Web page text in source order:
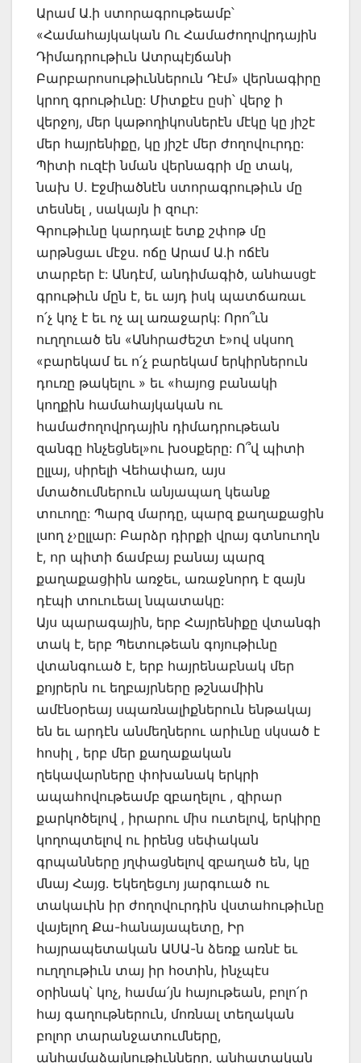
Արամ Ա.ի ստորագրութեամբ՝
«Համահայկական Ու Համաժողովրդային
Դիմադրութիւն Ատրպէյճանի
Բարբարոսութիւններուն Դէմ» վերնագիրը
կրող գրութիւնը: Միտքէս ըսի՝ վերջ ի
վերջոյ, մեր կաթողիկոսներէն մէկը կը յիշէ
մեր հայրենիքը, կը յիշէ մեր ժողովուրդը:
Պիտի ուզէի նման վերնագրի մը տակ,
նախ Ս. Էջմիածնէն ստորագրութիւն մը
տեսնել , սակայն ի զուր:
Գրութիւնը կարդալէ ետք շփոթ մը
արթնցաւ մէջս. ոճը Արամ Ա.ի ոճէն
տարբեր է: Անդէմ, անդիմագիծ, անհասցէ
գրութիւն մըն է, եւ այդ իսկ պատճառաւ
ո՛չ կոչ է եւ ոչ ալ առաջարկ: Որո՞ւն
ուղղուած են «Անհրաժեշտ է»ով սկսող
«բարեկամ եւ ո՛չ բարեկամ երկիրներուն
դուռը թակելու » եւ «հայոց բանակի
կողքին համահայկական ու
համաժողովրդային դիմադրութեան
զանգը հնչեցնել»ու խօսքերը: Ո՞վ պիտի
ըլլայ, սիրելի Վեհափառ, այս
մտածումներուն անյապաղ կեանք
տուողը: Պարզ մարդը, պարզ քաղաքացին
լսող չ›ըլլար: Բարձր դիրքի վրայ գտնուողն
է, որ պիտի ճամբայ բանայ պարզ
քաղաքացիին առջեւ, առաջնորդ է զայն
դէպի տուուեալ նպատակը:
Այս պարագային, երբ Հայրենիքը վտանգի
տակ է, երբ Պետութեան գոյութիւնը
վտանգուած է, երբ հայրենաբնակ մեր
քոյրերն ու եղբայրները թշնամիին
ամէնօրեայ սպառնալիքներուն ենթակայ
են եւ արդէն անմեղներու արիւնը սկսած է
հոսիլ , երբ մեր քաղաքական
ղեկավարները փոխանակ երկրի
ապահովութեամբ զբաղելու , զիրար
քարկոծելով , իրարու միս ուտելով, երկիրը
կողոպտելով ու իրենց սեփական
գրպանները յղփացնելով զբաղած են, կը
մնայ Հայց. Եկեղեցւոյ յարգուած ու
տակաւին իր ժողովուրդին վստահութիւնը
վայելող Քա-հանայապետը, Իր
հայրապետական ԱՍԱ-ն ձեռք առնէ եւ
ուղղութիւն տայ իր հօտին, ինչպէս
օրինակ՝ կոչ, համա՛յն հայութեան, բոլո՛ր
հայ գաղութներուն, մոռնալ տեղական
բոլոր տարանջատումները,
անհամաձայնութիւնները, անհատական